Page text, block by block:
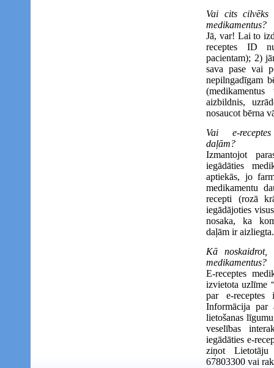
Vai cits cilvēks
Jā, var! Lai to
receptes ID
pacientam); 2)
sava pase vai
nepilngadīgam
aizbildnis,
nosaucot bērna
Vai e-
daļām?
Izmantojot
iegādāties
aptiekās, jo
medikamentu
recepti (rozā
iegādājoties
nosaka, ka
daļām ir aizliegta.
Kā noskaidrot,
E-receptes
izvietota uzlīme
par e-receptes
Informācija par
lietošanas
veselības
iegādāties e-
ziņot Lietotāju
67803300 vai